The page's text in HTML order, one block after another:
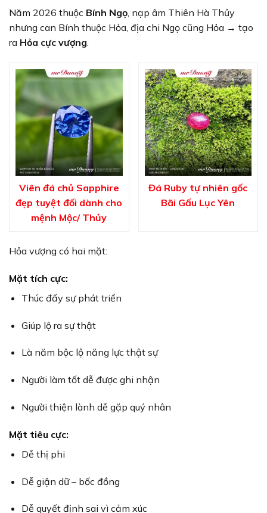
Năm 2026 thuộc Bính Ngọ , nạp âm Thiên Hà Thủy
nhưng can Bính thuộc Hỏa, địa chi Ngọ cũng Hỏa → tạo
ra Hỏa cực vượng
Viên đá chủ Sapphire
đẹp tuyệt đối dành cho
mệnh Mộc/ Thủy
Đá Ruby tự nhiên gốc
Bãi Gấu Lục Yên
Hỏa vượng có hai mặt:
Mặt tích cực:
Thúc đẩy sự phát triển
Giúp lộ ra sự thật
Là năm bộc lộ năng lực thật sự
Người làm tốt dễ được ghi nhận
Người thiện lành dễ gặp quý nhân
Mặt tiêu cực:
Dễ thị phi
Dễ giận dữ – bốc đồng
Dễ quyết định sai vì cảm xúc